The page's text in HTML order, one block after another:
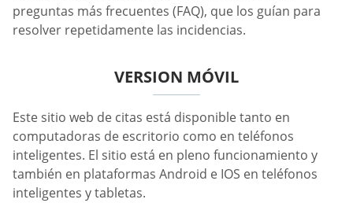
preguntas más frecuentes (FAQ), que los guían para
resolver repetidamente las incidencias.
VERSION MÓVIL
Este sitio web de citas está disponible tanto en
computadoras de escritorio como en teléfonos
inteligentes. El sitio está en pleno funcionamiento y
también en plataformas Android e IOS en teléfonos
inteligentes y tabletas.